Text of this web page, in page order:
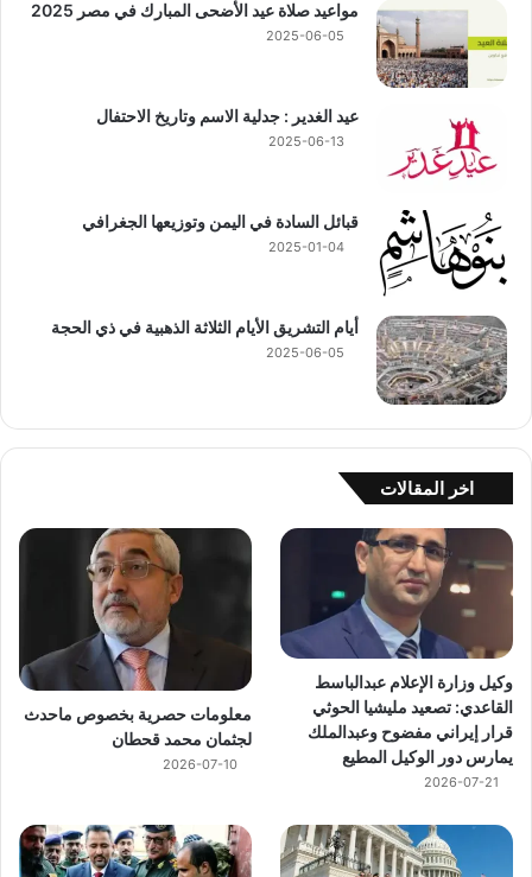
مواعيد صلاة عيد الأضحى المبارك في مصر 2025
2025-06-05
عيد الغدير : جدلية الاسم وتاريخ الاحتفال
2025-06-13
قبائل السادة في اليمن وتوزيعها الجغرافي
2025-01-04
أيام التشريق الأيام الثلاثة الذهبية في ذي الحجة
2025-06-05
اخر المقالات
وكيل وزارة الإعلام عبدالباسط
القاعدي: تصعيد مليشيا الحوثي
قرار إيراني مفضوح وعبدالملك
يمارس دور الوكيل المطيع
2026-07-21
معلومات حصرية بخصوص ماحدث
لجثمان محمد قحطان
2026-07-10